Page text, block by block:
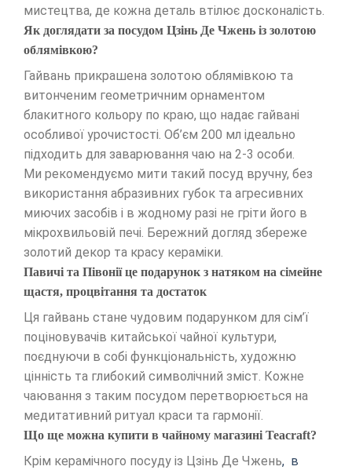
мистецтва, де кожна деталь втілює досконалість.
Як доглядати за посудом Цзінь Де Чжень із золотою
облямівкою?
Гайвань прикрашена золотою облямівкою та
витонченим геометричним орнаментом
блакитного кольору по краю, що надає гайвані
особливої урочистості. Об’єм 200 мл ідеально
підходить для заварювання чаю на 2-3 особи.
Ми рекомендуємо мити такий посуд вручну, без
використання абразивних губок та агресивних
миючих засобів і в жодному разі не гріти його в
мікрохвильовій печі. Бережний догляд збереже
золотий декор та красу кераміки.
Павичі та Півонії це подарунок з натяком на сімейне
щастя, процвітання та достаток
Ця гайвань стане чудовим подарунком для сім’ї
поціновувачів китайської чайної культури,
поєднуючи в собі функціональність, художню
цінність та глибокий символічний зміст. Кожне
чаювання з таким посудом перетворюється на
медитативний ритуал краси та гармонії.
Що ще можна купити в чайному магазині Teacraft?
Крім керамічного посуду із Цзінь Де Чжень, в